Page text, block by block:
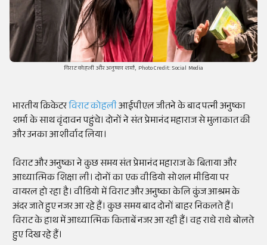
विराट कोहली और अनुष्का शर्मा, Photo Credit: Social Media
भारतीय क्रिकेटरविराट कोहलीआईपीएल जीतने के बाद पत्नी अनुष्का
शर्मा के साथ वृंदावन पहुंचे। दोनों ने संत प्रेमानंद महाराज से मुलाकात की
और उनका आशीर्वाद लिया।
विराट और अनुष्का ने कुछ समय संत प्रेमानंद महाराज के बिताया और
आध्यात्मिक शिक्षा ली। दोनों का एक वीडियो सोशल मीडिया पर
वायरल हो रहा है। वीडियो में विराट और अनुष्का केलि कुंज आश्रम के
अंदर जाते हुए नजर आ रहे हैं। कुछ समय बाद दोनों बाहर निकलते हैं।
विराट के हाथ में आध्यात्मिक किताबें नजर आ रही हैं। वह राधे राधे बोलते
हुए दिख रहे हैं।